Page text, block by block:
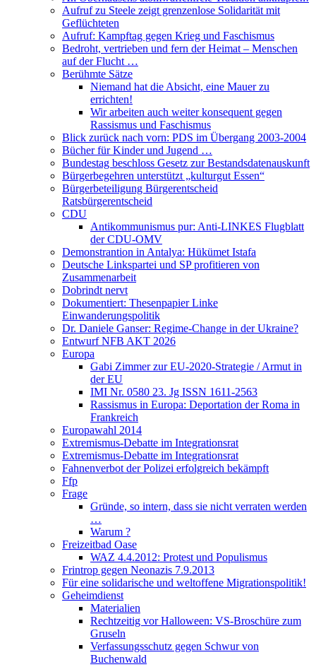
Aufruf zu Steele zeigt grenzenlose Solidarität mit
Geflüchteten
Aufruf: Kampftag gegen Krieg und Faschismus
Bedroht, vertrieben und fern der Heimat – Menschen
auf der Flucht …
Berühmte Sätze
Niemand hat die Absicht, eine Mauer zu
errichten!
Wir arbeiten auch weiter konsequent gegen
Rassismus und Faschismus
Blick zurück nach vorn: PDS im Übergang 2003-2004
Bücher für Kinder und Jugend …
Bundestag beschloss Gesetz zur Bestandsdatenauskunft
Bürgerbegehren unterstützt „kulturgut Essen“
Bürgerbeteiligung Bürgerentscheid
Ratsbürgerentscheid
CDU
Antikommunismus pur: Anti-LINKES Flugblatt
der CDU-OMV
Demonstrantion in Antalya: Hükümet Istafa
Deutsche Linkspartei und SP profitieren von
Zusammenarbeit
Dobrindt nervt
Dokumentiert: Thesenpapier Linke
Einwanderungspolitik
Dr. Daniele Ganser: Regime-Change in der Ukraine?
Entwurf NFB AKT 2026
Europa
Gabi Zimmer zur EU-2020-Strategie / Armut in
der EU
IMI Nr. 0580 23. Jg ISSN 1611-2563
Rassismus in Europa: Deportation der Roma in
Frankreich
Europawahl 2014
Extremismus-Debatte im Integrationsrat
Extremismus-Debatte im Integrationsrat
Fahnenverbot der Polizei erfolgreich bekämpft
Ffp
Frage
Gründe, so intern, dass sie nicht verraten werden
…
Warum ?
Freizeitbad Oase
WAZ 4.4.2012: Protest und Populismus
Frintrop gegen Neonazis 7.9.2013
Für eine solidarische und weltoffene Migrationspolitik!
Geheimdienst
Materialien
Rechtzeitig vor Halloween: VS-Broschüre zum
Gruseln
Verfassungsschutz gegen Schwur von
Buchenwald